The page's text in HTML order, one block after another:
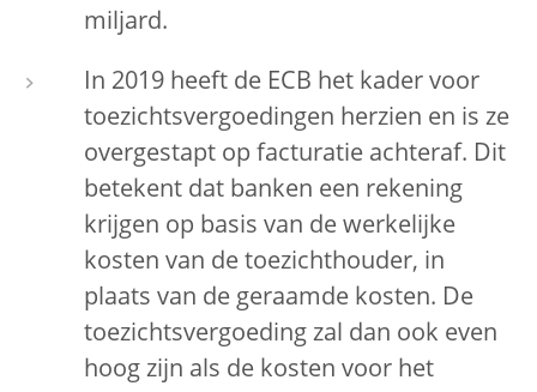
miljard.
In 2019 heeft de ECB het kader voor
toezichtsvergoedingen herzien en is ze
overgestapt op facturatie achteraf. Dit
betekent dat banken een rekening
krijgen op basis van de werkelijke
kosten van de toezichthouder, in
plaats van de geraamde kosten. De
toezichtsvergoeding zal dan ook even
hoog zijn als de kosten voor het